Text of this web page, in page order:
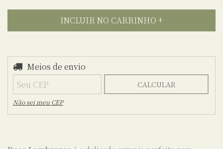
Entregas para o CEP:
Meios de envio
CALCULAR
Não sei meu CEP